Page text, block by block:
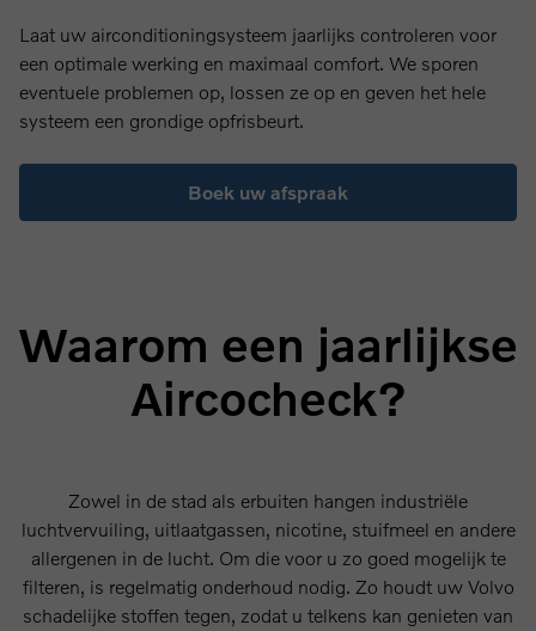
Laat uw airconditioningsysteem jaarlijks controleren voor
een optimale werking en maximaal comfort. We sporen
eventuele problemen op, lossen ze op en geven het hele
systeem een grondige opfrisbeurt.
Boek uw afspraak
Waarom een jaarlijkse
Aircocheck?
Zowel in de stad als erbuiten hangen industriële
luchtvervuiling, uitlaatgassen, nicotine, stuifmeel en andere
allergenen in de lucht. Om die voor u zo goed mogelijk te
filteren, is regelmatig onderhoud nodig. Zo houdt uw Volvo
schadelijke stoffen tegen, zodat u telkens kan genieten van